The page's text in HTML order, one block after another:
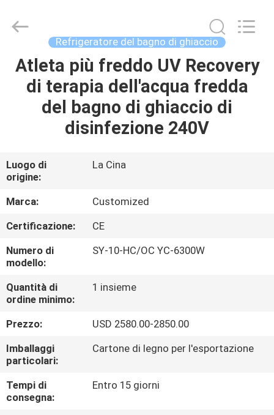
CASA
PRODOTTI
NOI
GIRO
DELLA
FABBRICA
CONTROLLO
DI
QUALITÀ
CONTATTICI
NOTIZIE
Syochi
Electronics
Rights
Reserved.
Refrigeratore del bagno di ghiaccio
Atleta più freddo UV Recovery
di terapia dell'acqua fredda
del bagno di ghiaccio di
disinfezione 240V
Luogo di
origine:
La Cina
Marca:
Customized
Certificazione:
CE
Numero di
modello:
SY-10-HC/OC YC-6300W
Quantità di
ordine minimo:
1 insieme
Prezzo:
USD 2580.00-2850.00
Imballaggi
particolari:
Cartone di legno per l'esportazione
Tempi di
consegna:
Entro 15 giorni